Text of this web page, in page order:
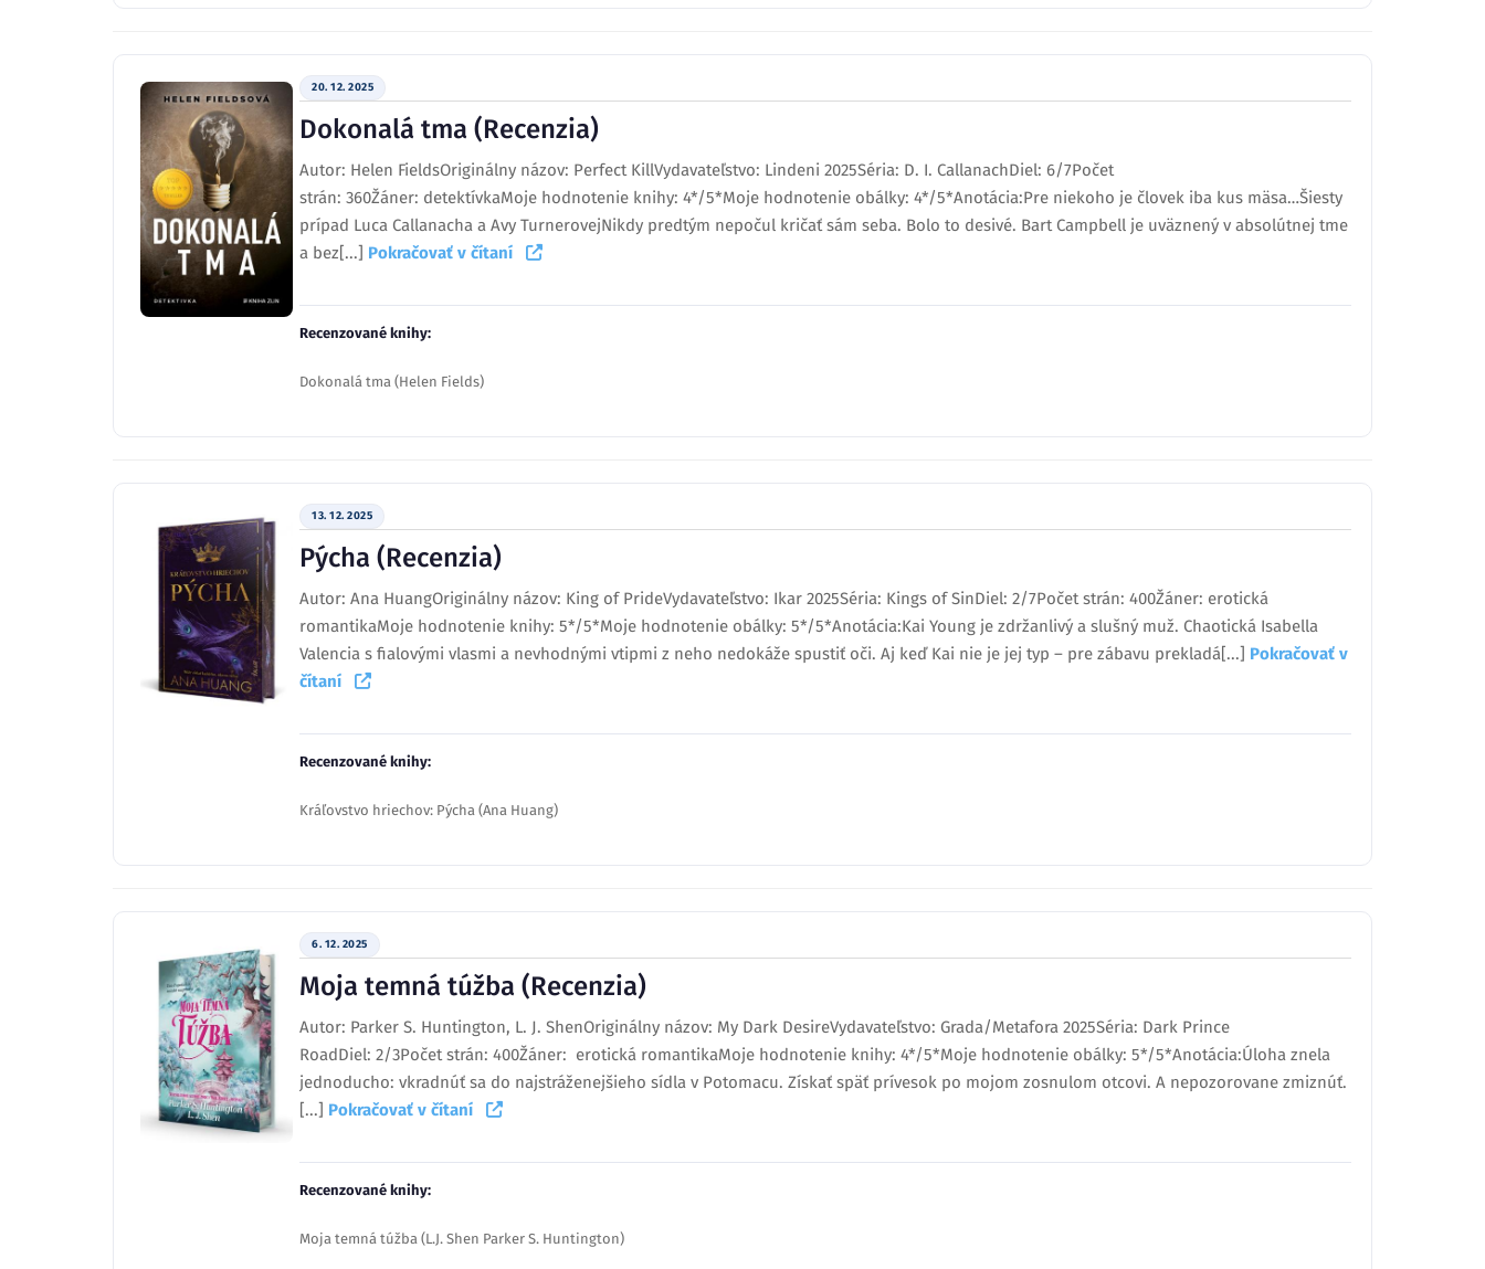
20. 12. 2025
Dokonalá tma (Recenzia)
Autor: Helen FieldsOriginálny názov: Perfect KillVydavateľstvo: Lindeni 2025Séria: D. I. CallanachDiel: 6/7Počet
strán: 360Žáner: detektívkaMoje hodnotenie knihy: 4*/5*Moje hodnotenie obálky: 4*/5*Anotácia:Pre niekoho je človek iba kus mäsa…Šiesty
prípad Luca Callanacha a Avy TurnerovejNikdy predtým nepočul kričať sám seba. Bolo to desivé. Bart Campbell je uväznený v absolútnej tme
a bez[...] Pokračovať v čítaní
Recenzované knihy:
Dokonalá tma (Helen Fields)
13. 12. 2025
Pýcha (Recenzia)
Autor: Ana HuangOriginálny názov: King of PrideVydavateľstvo: Ikar 2025Séria: Kings of SinDiel: 2/7Počet strán: 400Žáner: erotická
romantikaMoje hodnotenie knihy: 5*/5*Moje hodnotenie obálky: 5*/5*Anotácia:Kai Young je zdržanlivý a slušný muž. Chaotická Isabella
Valencia s fialovými vlasmi a nevhodnými vtipmi z neho nedokáže spustiť oči. Aj keď Kai nie je jej typ – pre zábavu prekladá[...] Pokračovať v
čítaní
Recenzované knihy:
Kráľovstvo hriechov: Pýcha (Ana Huang)
6. 12. 2025
Moja temná túžba (Recenzia)
Autor: Parker S. Huntington, L. J. ShenOriginálny názov: My Dark DesireVydavateľstvo: Grada/Metafora 2025Séria: Dark Prince
RoadDiel: 2/3Počet strán: 400Žáner: erotická romantikaMoje hodnotenie knihy: 4*/5*Moje hodnotenie obálky: 5*/5*Anotácia:Úloha znela
jednoducho: vkradnúť sa do najstráženejšieho sídla v Potomacu. Získať späť prívesok po mojom zosnulom otcovi. A nepozorovane zmiznúť.
[...] Pokračovať v čítaní
Recenzované knihy:
Moja temná túžba (L.J. Shen Parker S. Huntington)